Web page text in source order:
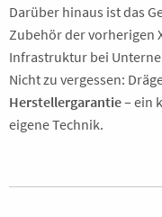
Darüber hinaus ist das
Zubehör der vorherigen
Infrastruktur bei
Nicht zu vergessen:
Herstellergarantie– ein
eigene Technik.